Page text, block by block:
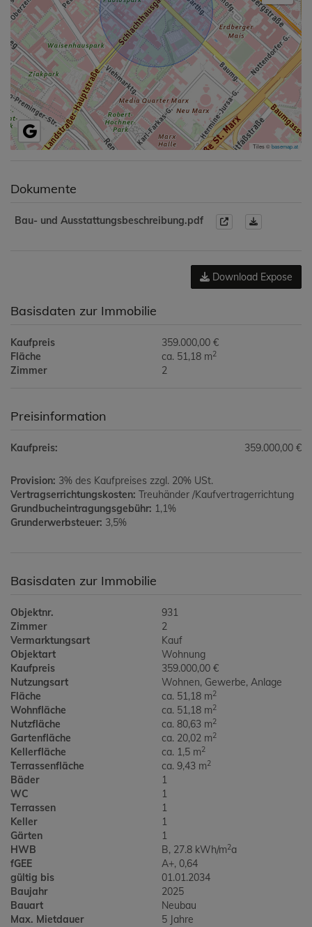
Tiles ©basemap.at
Dokumente
Bau- und Ausstattungsbeschreibung.pdf
Download Expose
Basisdaten zur Immobilie
Kaufpreis
359.000,00 €
Fläche
ca. 51,18 m2
Zimmer 2
Preisinformation
Kaufpreis: 359.000,00 €
Provision: 3% des Kaufpreises zzgl. 20% USt.
Vertragserrichtungskosten: Treuhänder /Kaufvertragerrichtung
Grundbucheintragungsgebühr: 1,1%
Grunderwerbsteuer: 3,5%
Basisdaten zur Immobilie
Objektnr.
931
Zimmer
2
Vermarktungsart
Kauf
Objektart
Wohnung
Kaufpreis
359.000,00 €
Nutzungsart
Wohnen Gewerbe Anlage
Fläche
ca. 51,18 m2
Wohnfläche ca. 51,18 m2
Nutzfläche ca. 80,63 m2
Gartenfläche ca. 20,02 m2
Kellerfläche ca. 1,5 m2
Terrassenfläche ca. 9,43 m2
Bäder
1
WC
1
Terrassen
1
Keller
1
Gärten
1
HWB
B, 27.8 kWh/m2a
fGEE
A+, 0,64
gültig bis
01.01.2034
Baujahr
2025
Bauart
Neubau
Max. Mietdauer
5 Jahre